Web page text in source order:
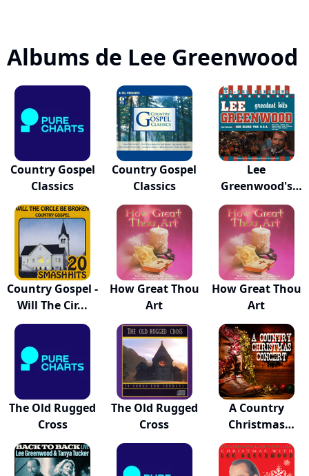
Albums de Lee Greenwood
Country Gospel
Classics
Country Gospel
Classics
Lee
Greenwood's
Greatest Hits
Country Gospel -
Will The Cir...
How Great Thou
Art
How Great Thou
Art
The Old Rugged
Cross
The Old Rugged
Cross
A Country
Christmas
Concert